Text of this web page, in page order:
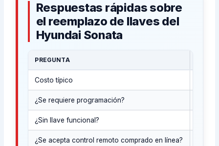
Respuestas rápidas sobre
el reemplazo de llaves del
Hyundai Sonata
PREGUNTA
Costo típico
¿Se requiere programación?
¿Sin llave funcional?
¿Se acepta control remoto comprado en línea?